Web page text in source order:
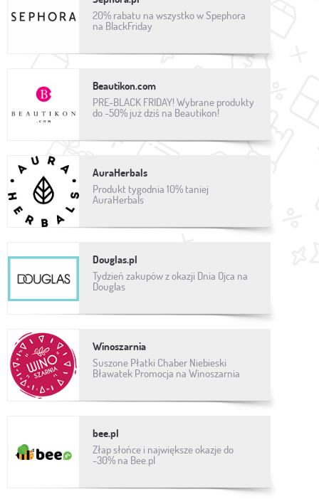
20% rabatu na wszystko w Spephora
na BlackFriday
Beautikon.com
PRE-BLACK FRIDAY! Wybrane produkty
do -50% już dziś na Beautikon!
AuraHerbals
Produkt tygodnia 10% taniej
AuraHerbals
Douglas.pl
Tydzień zakupów z okazji Dnia Ojca na
Douglas
Winoszarnia
Suszone Płatki Chaber Niebieski
Bławatek Promocja na Winoszarnia
bee.pl
Złap słońce i największe okazje do
-30% na Bee.pl